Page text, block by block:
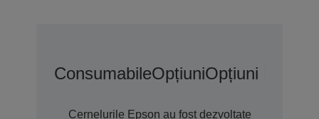
ConsumabileOpțiuniOpțiuni De
Cernelurile Epson au fost dezvoltate